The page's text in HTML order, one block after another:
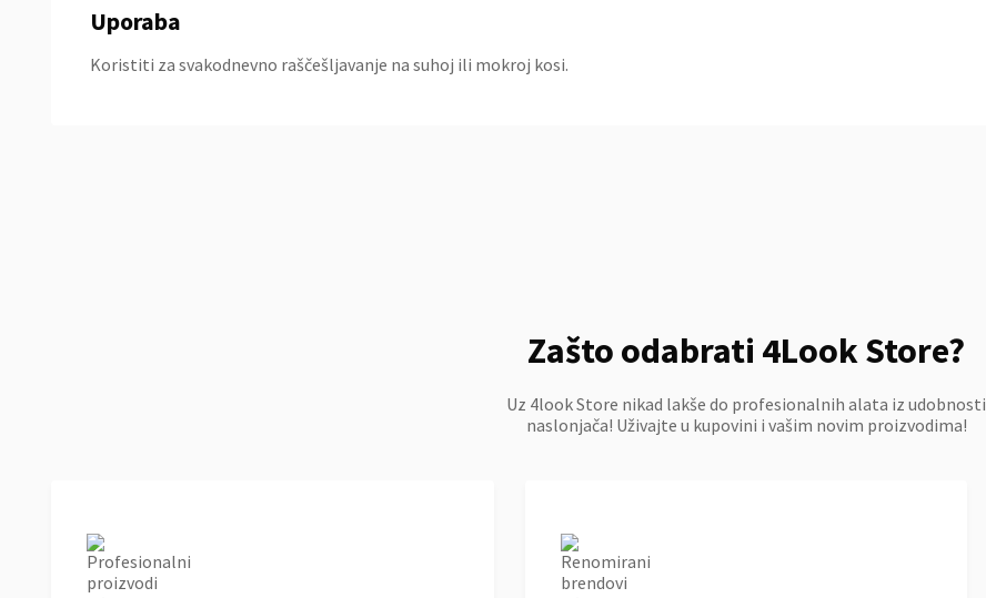
Uporaba
Koristiti za svakodnevno raščešljavanje na suhoj ili mokroj kosi.
Zašto odabrati 4Look Store?
Uz 4look Store nikad lakše do profesionalnih alata iz udobnosti
naslonjača! Uživajte u kupovini i vašim novim proizvodima!